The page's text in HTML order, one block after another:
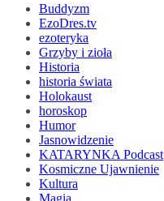
Buddyzm
EzoDres.tv
ezoteryka
Grzyby i zioła
Historia
historia świata
Holokaust
horoskop
Humor
Jasnowidzenie
KATARYNKA Podcast
Kosmiczne Ujawnienie
Kultura
Magia